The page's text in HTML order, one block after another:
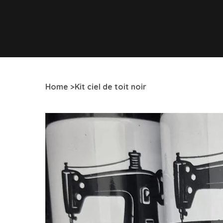
Home >Kit ciel de toit noir